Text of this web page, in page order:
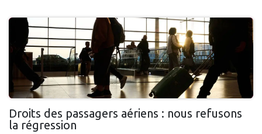
Droits des passagers aériens : nous refusons
la régression